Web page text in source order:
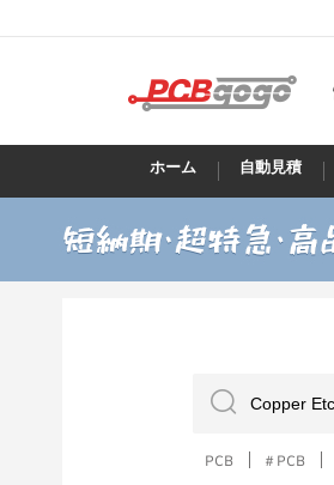
ホーム 自動見積
PCB ＃PCB